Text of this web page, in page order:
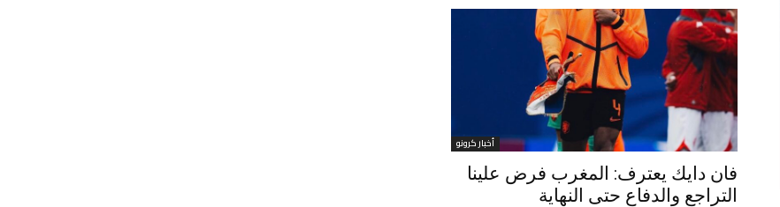
أخبار كرونو
فان دايك يعترف: المغرب فرض علينا
التراجع والدفاع حتى النهاية